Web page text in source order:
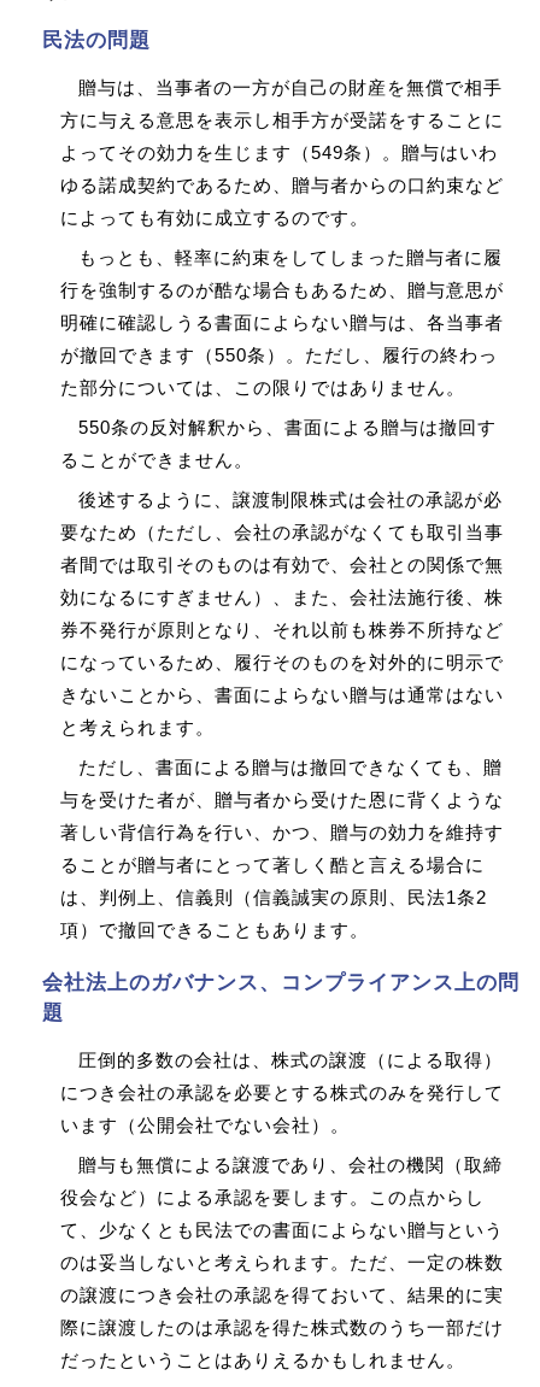
民法の問題
贈与は、当事者の一方が自己の財産を無償で相手
方に与える意思を表示し相手方が受諾をすることに
よってその効力を生じます（549条）。贈与はいわ
ゆる諾成契約であるため、贈与者からの口約束など
によっても有効に成立するのです。
もっとも、軽率に約束をしてしまった贈与者に履
行を強制するのが酷な場合もあるため、贈与意思が
明確に確認しうる書面によらない贈与は、各当事者
が撤回できます（550条）。ただし、履行の終わっ
た部分については、この限りではありません。
550条の反対解釈から、書面による贈与は撤回す
ることができません。
後述するように、譲渡制限株式は会社の承認が必
要なため（ただし、会社の承認がなくても取引当事
者間では取引そのものは有効で、会社との関係で無
効になるにすぎません）、また、会社法施行後、株
券不発行が原則となり、それ以前も株券不所持など
になっているため、履行そのものを対外的に明示で
きないことから、書面によらない贈与は通常はない
と考えられます。
ただし、書面による贈与は撤回できなくても、贈
与を受けた者が、贈与者から受けた恩に背くような
著しい背信行為を行い、かつ、贈与の効力を維持す
ることが贈与者にとって著しく酷と言える場合に
は、判例上、信義則（信義誠実の原則、民法1条2
項）で撤回できることもあります。
会社法上のガバナンス、コンプライアンス上の問
題
圧倒的多数の会社は、株式の譲渡（による取得）
につき会社の承認を必要とする株式のみを発行して
います（公開会社でない会社）。
贈与も無償による譲渡であり、会社の機関（取締
役会など）による承認を要します。この点からし
て、少なくとも民法での書面によらない贈与という
のは妥当しないと考えられます。ただ、一定の株数
の譲渡につき会社の承認を得ておいて、結果的に実
際に譲渡したのは承認を得た株式数のうち一部だけ
だったということはありえるかもしれません。